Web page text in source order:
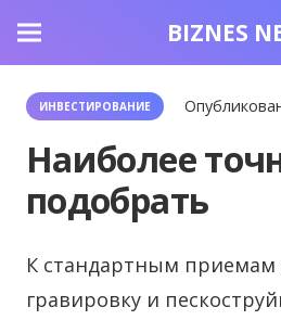
BIZNES
ИНВЕСТИРОВАНИЕ
Наиболее
подобрать
К стандартным приемам
гравировку и